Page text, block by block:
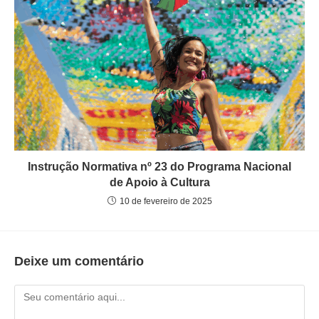
Instrução Normativa nº 23 do Programa Nacional
de Apoio à Cultura
10 de fevereiro de 2025
Deixe um comentário